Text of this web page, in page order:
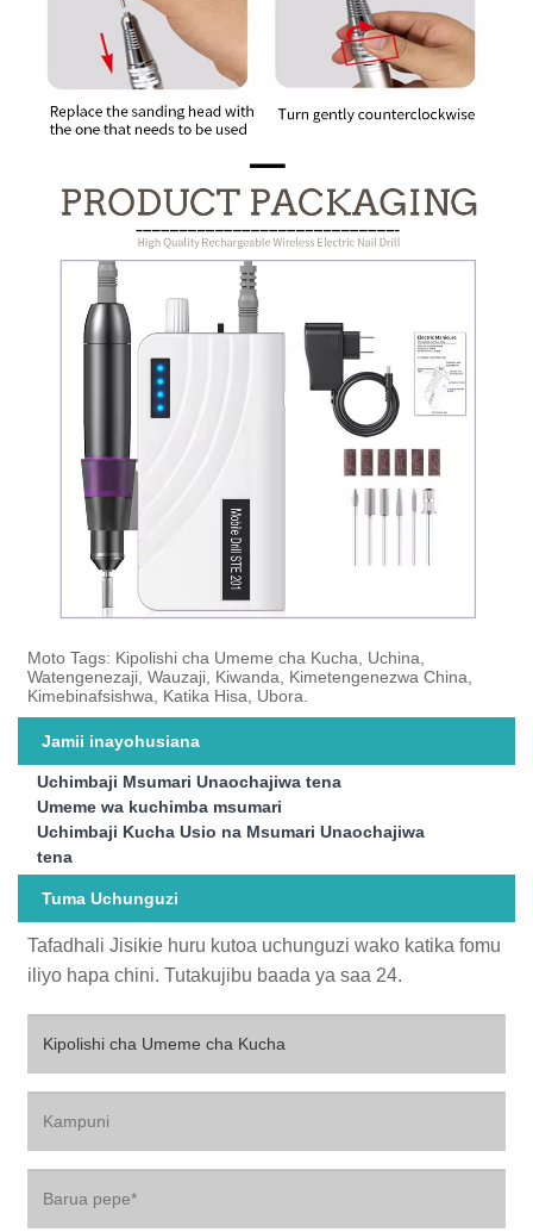
Moto Tags: Kipolishi cha Umeme cha Kucha, Uchina,
Watengenezaji, Wauzaji, Kiwanda, Kimetengenezwa China,
Kimebinafsishwa, Katika Hisa, Ubora.
Jamii inayohusiana
Uchimbaji Msumari Unaochajiwa tena
Umeme wa kuchimba msumari
Uchimbaji Kucha Usio na Msumari Unaochajiwa
tena
Tuma Uchunguzi
Tafadhali Jisikie huru kutoa uchunguzi wako katika fomu
iliyo hapa chini. Tutakujibu baada ya saa 24.